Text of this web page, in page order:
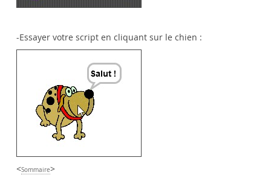
-Essayer votre script en cliquant sur le chien :
<Sommaire>